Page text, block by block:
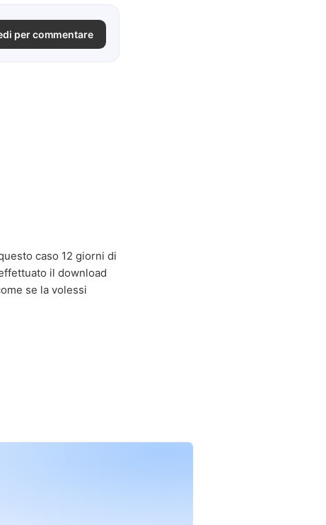
per commentare
caso 12 giorni di
il download
se la volessi